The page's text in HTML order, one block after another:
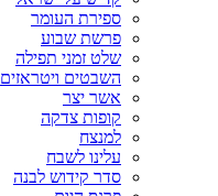
ספירת העומר
פרשת שבוע
שלט זמני תפילה
השבטים ויטראזים
אשר יצר
קופות צדקה
למנצח
עלינו לשבח
סדר קידוש לבנה